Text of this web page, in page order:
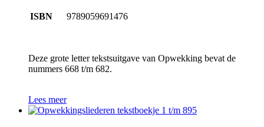
ISBN 9789059691476
Deze grote letter tekstsuitgave van Opwekking bevat de
nummers 668 t/m 682.
Lees meer